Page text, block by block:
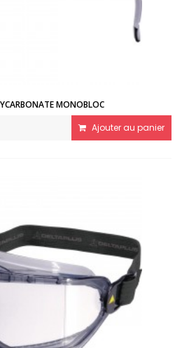
MONOBLOC
Ajouter au panier